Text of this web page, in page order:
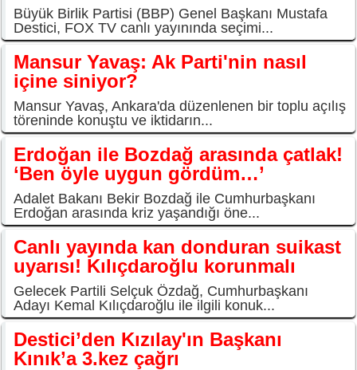
Büyük Birlik Partisi (BBP) Genel Başkanı Mustafa
Destici, FOX TV canlı yayınında seçimi...
Mansur Yavaş: Ak Parti'nin nasıl
içine siniyor?
Mansur Yavaş, Ankara'da düzenlenen bir toplu açılış
töreninde konuştu ve iktidarın...
Erdoğan ile Bozdağ arasında çatlak!
‘Ben öyle uygun gördüm…’
Adalet Bakanı Bekir Bozdağ ile Cumhurbaşkanı
Erdoğan arasında kriz yaşandığı öne...
Canlı yayında kan donduran suikast
uyarısı! Kılıçdaroğlu korunmalı
Gelecek Partili Selçuk Özdağ, Cumhurbaşkanı
Adayı Kemal Kılıçdaroğlu ile ilgili konuk...
Destici’den Kızılay'ın Başkanı
Kınık’a 3.kez çağrı